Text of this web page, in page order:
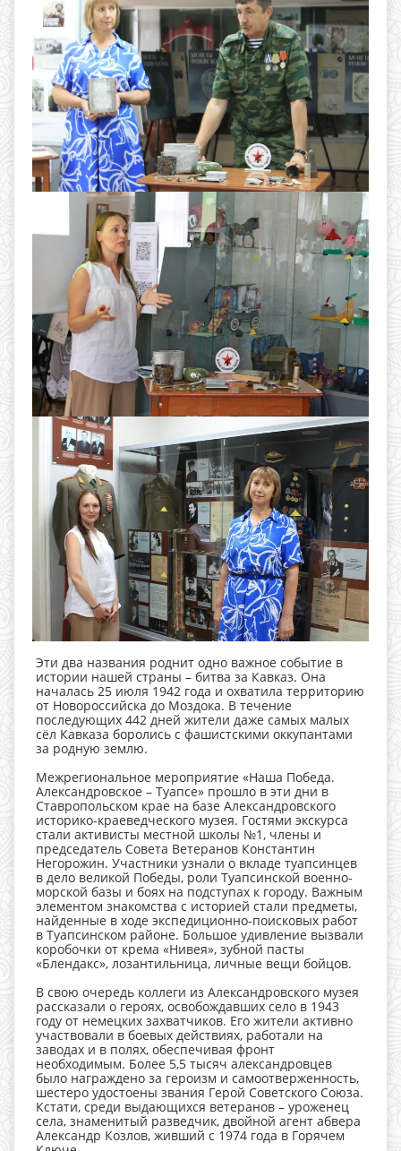
Эти два названия роднит одно важное событие в
истории нашей страны – битва за Кавказ. Она
началась 25 июля 1942 года и охватила территорию
от Новороссийска до Моздока. В течение
последующих 442 дней жители даже самых малых
сёл Кавказа боролись с фашистскими оккупантами
за родную землю.
Межрегиональное мероприятие «Наша Победа.
Александровское – Туапсе» прошло в эти дни в
Ставропольском крае на базе Александровского
историко-краеведческого музея. Гостями экскурса
стали активисты местной школы №1, члены и
председатель Совета Ветеранов Константин
Негорожин. Участники узнали о вкладе туапсинцев
в дело великой Победы, роли Туапсинской военно-
морской базы и боях на подступах к городу. Важным
элементом знакомства с историей стали предметы,
найденные в ходе экспедиционно-поисковых работ
в Туапсинском районе. Большое удивление вызвали
коробочки от крема «Нивея», зубной пасты
«Блендакс», лозантильница, личные вещи бойцов.
В свою очередь коллеги из Александровского музея
рассказали о героях, освобождавших село в 1943
году от немецких захватчиков. Его жители активно
участвовали в боевых действиях, работали на
заводах и в полях, обеспечивая фронт
необходимым. Более 5,5 тысяч александровцев
было награждено за героизм и самоотверженность,
шестеро удостоены звания Герой Советского Союза.
Кстати, среди выдающихся ветеранов – уроженец
села, знаменитый разведчик, двойной агент абвера
Александр Козлов, живший с 1974 года в Горячем